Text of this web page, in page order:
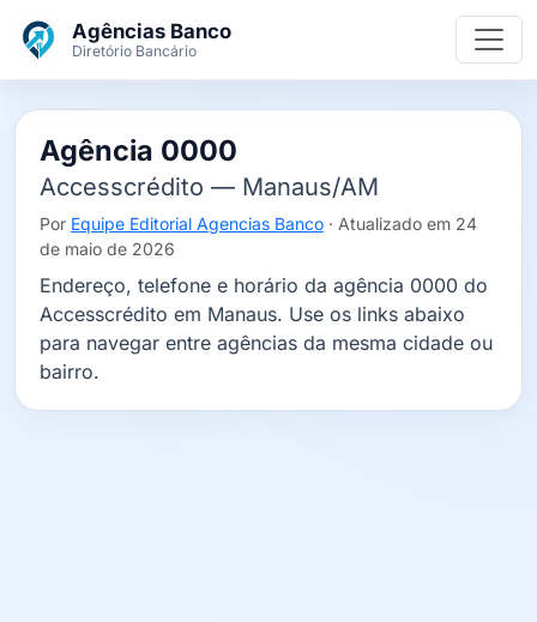
Agências Banco
Diretório Bancário
Agência 0000
Accesscrédito — Manaus/AM
Por Equipe Editorial Agencias Banco · Atualizado em 24
de maio de 2026
Endereço, telefone e horário da agência 0000 do
Accesscrédito em Manaus. Use os links abaixo
para navegar entre agências da mesma cidade ou
bairro.